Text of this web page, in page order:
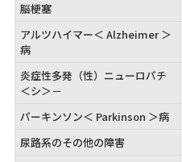
脳梗塞
アルツハイマー＜ Alzheimer ＞
病
炎症性多発（性）ニューロパチ
＜シ＞－
パーキンソン＜ Parkinson ＞病
尿路系のその他の障害